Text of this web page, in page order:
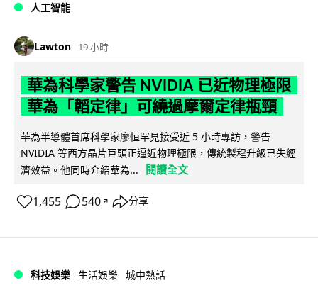
人工智能
Lawton 19 小時
華為科學家警告 NVIDIA 已近物理極限
華為「韜定律」可繞過摩爾定律瓶頸
華為半導體首席科學家廖恒罕見接受近 5 小時專訪，警告
NVIDIA 等西方晶片巨頭正逼近物理極限，傳統製程升級已失經
濟效益。他同時介紹華為...
閱讀全文
1,455 540 ↗ 分享
科技娛樂 生活娛樂 城中熱話